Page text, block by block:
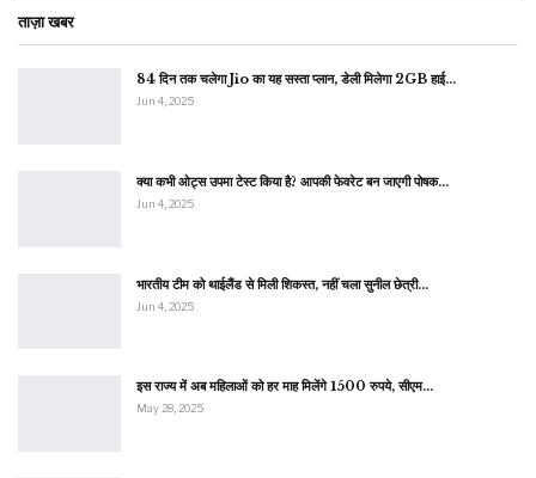
ताज़ा खबर
84 दिन तक चलेगा Jio का यह सस्ता प्लान, डेली मिलेगा 2GB हाई…
Jun 4, 2025
क्या कभी ओट्स उपमा टेस्ट किया है? आपकी फेवरेट बन जाएगी पोषक…
Jun 4, 2025
भारतीय टीम को थाईलैंड से मिली शिकस्त, नहीं चला सुनील छेत्री…
Jun 4, 2025
इस राज्य में अब महिलाओं को हर माह मिलेंगे 1500 रुपये, सीएम…
May 28, 2025